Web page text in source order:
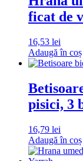
ficat de
16,53 lei
Adaugă în coș
pisici, 3
16,79 lei
Adaugă în coș